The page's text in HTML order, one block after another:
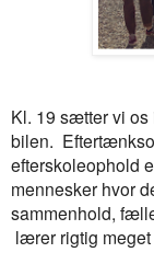
Kl. 19 sætter vi os
bilen.
efterskoleophold
mennesker hvor
sammenhold,
lærer rigtig meget